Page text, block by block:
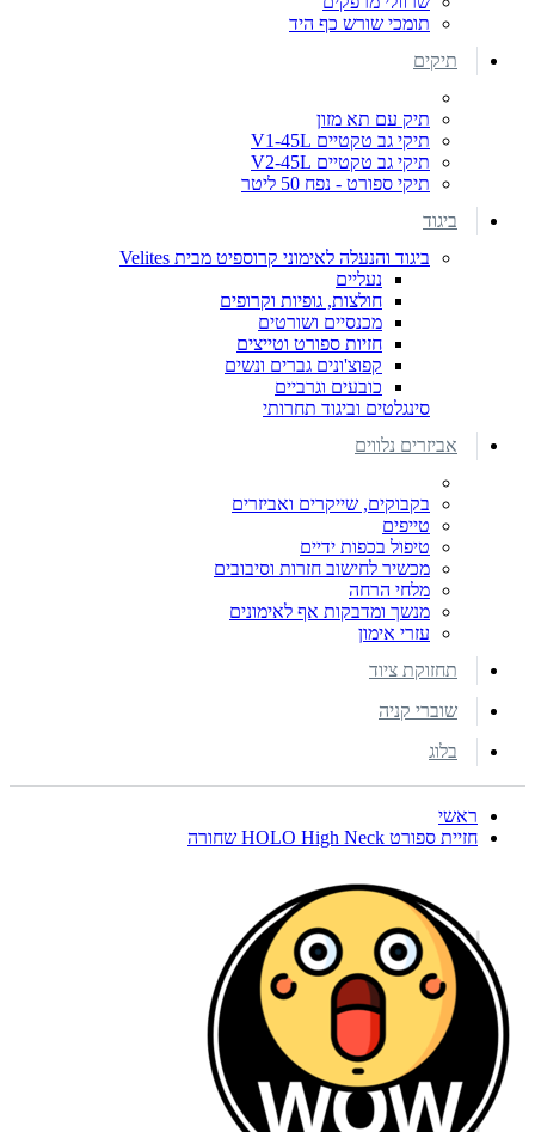
תומכי שורש כף היד
תיקים
תיק עם תא מזון
תיקי גב טקטיים V1-45L
תיקי גב טקטיים V2-45L
תיקי ספורט - נפח 50 ליטר
ביגוד
ביגוד והנעלה לאימוני קרוספיט מבית Velites
נעליים
חולצות, גופיות וקרופים
מכנסיים ושורטים
חזיות ספורט וטייצים
קפוצ'ונים גברים ונשים
כובעים וגרביים
סינגלטים וביגוד תחרותי
אביזרים נלווים
בקבוקים, שייקרים ואביזרים
טייפים
טיפול בכפות ידיים
מכשיר לחישוב חזרות וסיבובים
מלחי הרחה
מנשך ומדבקות אף לאימונים
עזרי אימון
תחזוקת ציוד
שוברי קניה
בלוג
ראשי
חזיית ספורט HOLO High Neck שחורה